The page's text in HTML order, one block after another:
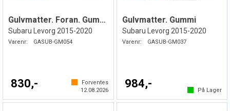
Gulvmatter. Foran. Gummi
Subaru Levorg 2015-2020
Varenr: GASUB-GM054
830,-
Forventes
12.08.2026
Gulvmatter. Gummi
Subaru Levorg 2015-2020
Varenr: GASUB-GM037
984,-
På Lager